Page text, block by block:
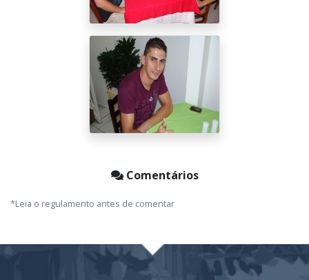
Comentários
*Leia o regulamento antes de comentar